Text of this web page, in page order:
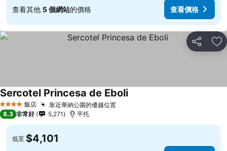
查看其他 5 個網站的價格 查看價格
分享 加
4 星級 飯店 靠近華納公園的優越位置
Sercotel Princesa de Eboli
8.3 非常好 5,271 平托
低至 $4,101